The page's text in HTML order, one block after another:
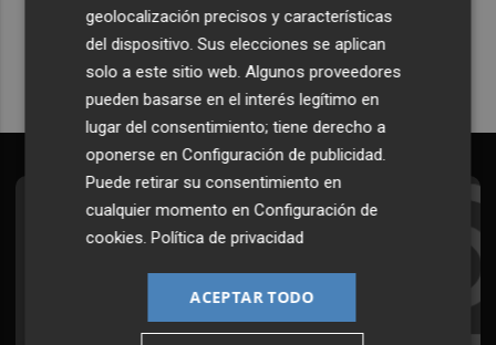
Quiero suscribirme
Suscríbete al Boletín
¡Quiero suscribirme!
geolocalización precisos y características
del dispositivo. Sus elecciones se aplican
solo a este sitio web. Algunos proveedores
pueden basarse en el interés legítimo en
lugar del consentimiento; tiene derecho a
oponerse enConfiguración de publicidad.
Puede retirar su consentimiento en
cualquier momento enConfiguración de
cookies.Política de privacidad
ACEPTAR TODO